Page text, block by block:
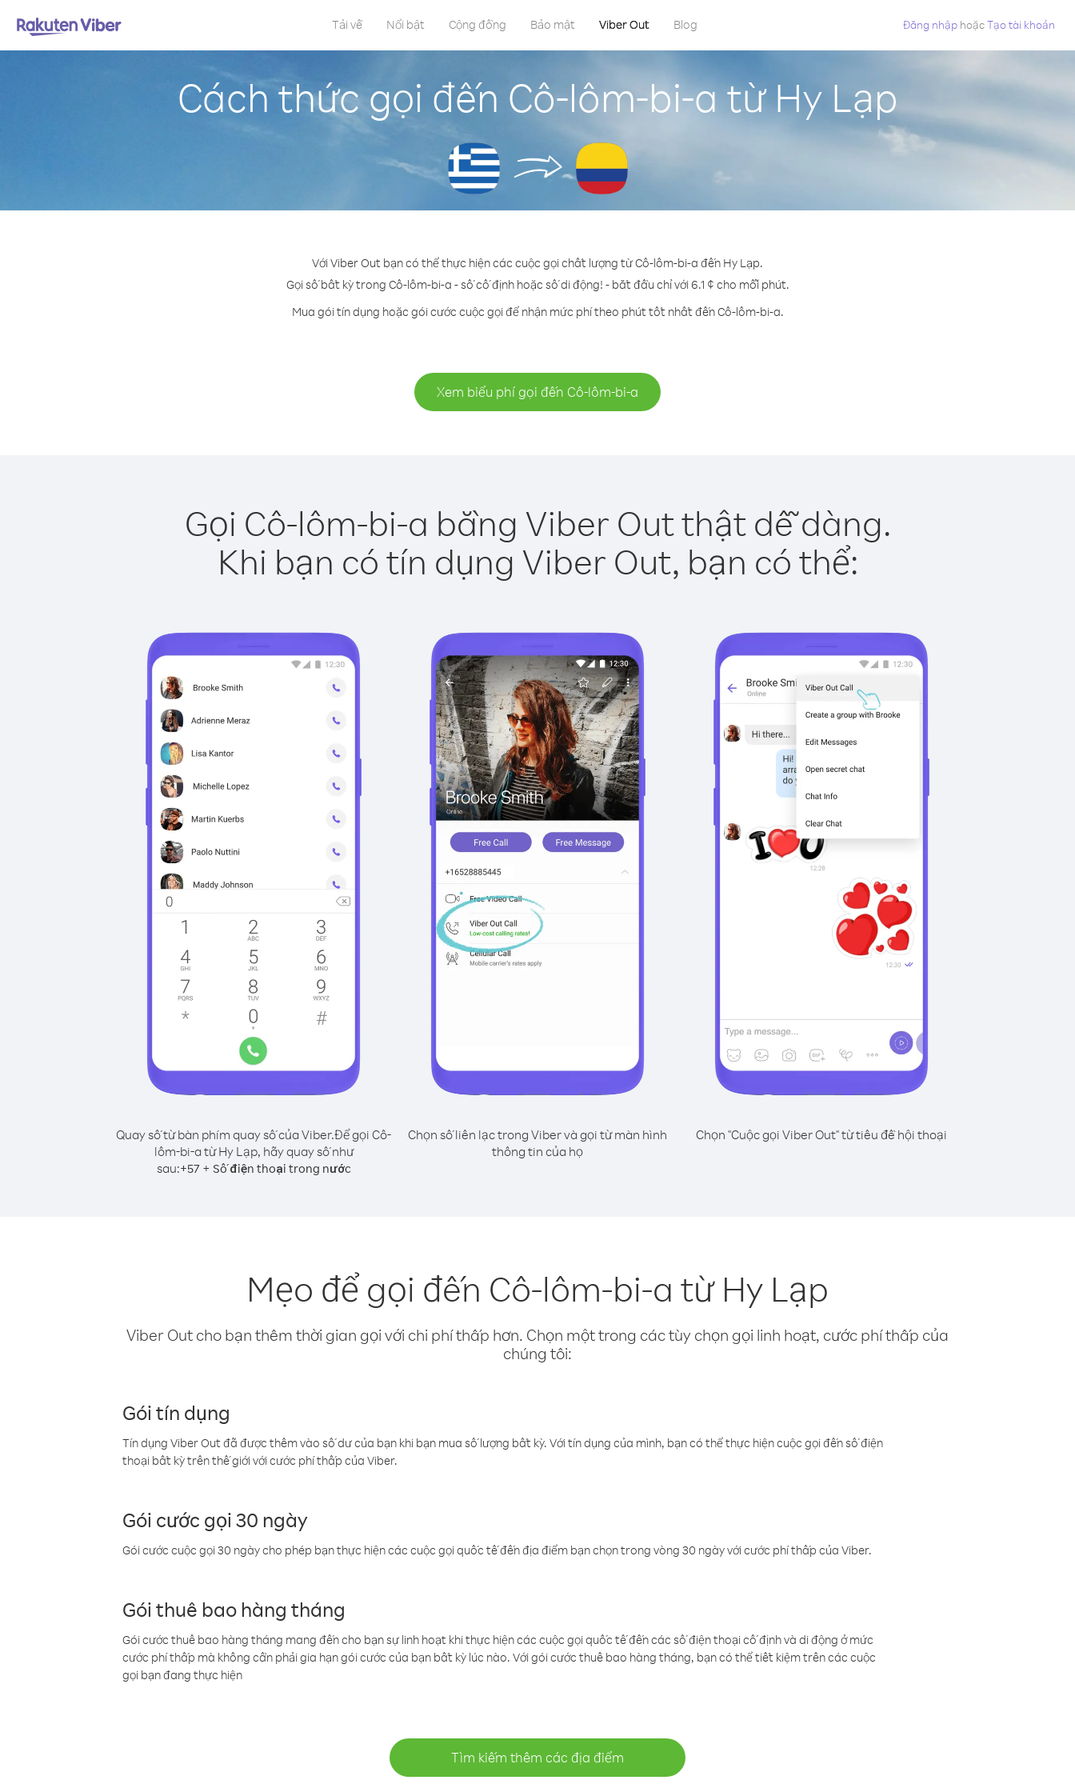
Tải về Nổi bật Cộng đồng Bảo mật Viber Out Blog Đăng nhập hoặcTạo tài khoản
Cách thức gọi đến Cô-lôm-bi-a từ Hy Lạp
Với Viber Out bạn có thể thực hiện các cuộc gọi chất lượng từ Cô-lôm-bi-a đến Hy Lạp.
Gọi số bất kỳ trong Cô-lôm-bi-a - số cố định hoặc số di động! - bắt đầu chỉ với 6.1 ¢ cho mỗi phút.
Mua gói tín dụng hoặc gói cước cuộc gọi để nhận mức phí theo phút tốt nhất đến Cô-lôm-bi-a.
Xem biểu phí gọi đến Cô-lôm-bi-a
Gọi Cô-lôm-bi-a bằng Viber Out thật dễ dàng.
Khi bạn có tín dụng Viber Out, bạn có thể:
Quay số từ bàn phím quay số của Viber.Để gọi Cô-
lôm-bi-a từ Hy Lạp, hãy quay số như
sau:+57+ Số điện thoại trong nước
Chọn số liên lạc trong Viber và gọi từ màn hình
thông tin của họ
Chọn "Cuộc gọi Viber Out" từ tiêu đề hội thoại
Mẹo để gọi đến Cô-lôm-bi-a từ Hy Lạp
Viber Out cho bạn thêm thời gian gọi với chi phí thấp hơn. Chọn một trong các tùy chọn gọi linh hoạt, cước phí thấp của
chúng tôi:
Gói tín dụng
Tín dụng Viber Out đã được thêm vào số dư của bạn khi bạn mua số lượng bất kỳ. Với tín dụng của mình, bạn có thể thực hiện cuộc gọi đến số điện
thoại bất kỳ trên thế giới với cước phí thấp của Viber.
Gói cước gọi 30 ngày
Gói cước cuộc gọi 30 ngày cho phép bạn thực hiện các cuộc gọi quốc tế đến địa điểm bạn chọn trong vòng 30 ngày với cước phí thấp của Viber.
Gói thuê bao hàng tháng
Gói cước thuê bao hàng tháng mang đến cho bạn sự linh hoạt khi thực hiện các cuộc gọi quốc tế đến các số điện thoại cố định và di động ở mức
cước phí thấp mà không cần phải gia hạn gói cước của bạn bất kỳ lúc nào. Với gói cước thuê bao hàng tháng, bạn có thể tiết kiệm trên các cuộc
gọi bạn đang thực hiện
Tìm kiếm thêm các địa điểm